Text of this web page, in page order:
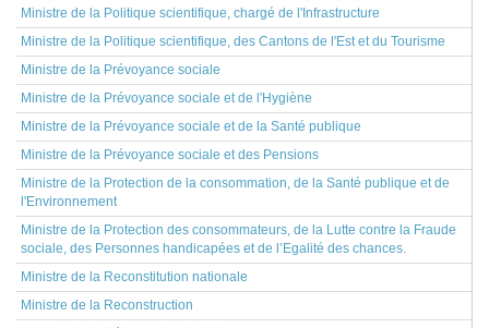
Ministre de la Politique scientifique, chargé de l'Infrastructure
Ministre de la Politique scientifique, des Cantons de l'Est et du Tourisme
Ministre de la Prévoyance sociale
Ministre de la Prévoyance sociale et de l'Hygiène
Ministre de la Prévoyance sociale et de la Santé publique
Ministre de la Prévoyance sociale et des Pensions
Ministre de la Protection de la consommation, de la Santé publique et de
l'Environnement
Ministre de la Protection des consommateurs, de la Lutte contre la Fraude
sociale, des Personnes handicapées et de l’Egalité des chances.
Ministre de la Reconstitution nationale
Ministre de la Reconstruction